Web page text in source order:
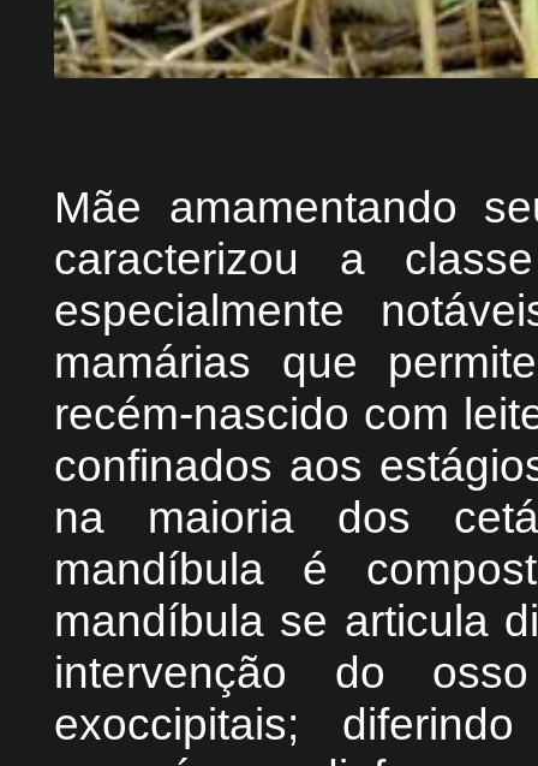
Mãe amamentando
caracterizou a
especialmente
mamárias que
recém-nascido com
confinados aos
na maioria dos
mandíbula é
mandíbula se articula
intervenção do
exoccipitais;